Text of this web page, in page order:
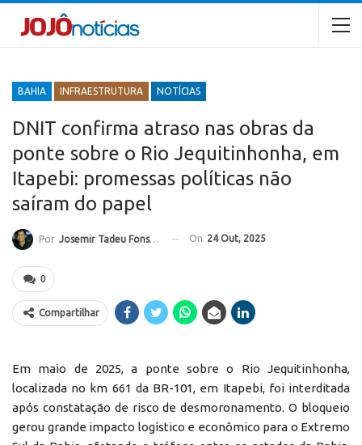
BAHIA INFRAESTRUTURA NOTÍCIAS
DNIT confirma atraso nas obras da
ponte sobre o Rio Jequitinhonha, em
Itapebi: promessas políticas não
saíram do papel
Por Josemir Tadeu Fonseca On 24 Out, 2025
0
Compartilhar
Em maio de 2025, a ponte sobre o Rio Jequitinhonha,
localizada no km 661 da BR-101, em Itapebi, foi interditada
após constatação de risco de desmoronamento. O bloqueio
gerou grande impacto logístico e econômico para o Extremo